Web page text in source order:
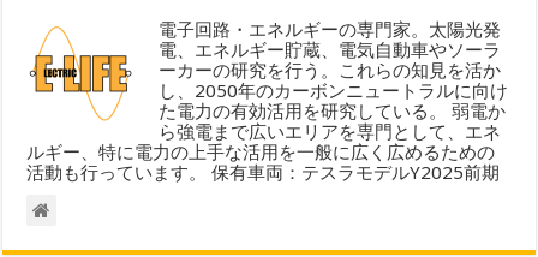
電子回路・エネルギーの専門家。太陽光発
電、エネルギー貯蔵、電気自動車やソーラ
ーカーの研究を行う。これらの知見を活か
し、2050年のカーボンニュートラルに向け
た電力の有効活用を研究している。 弱電か
ら強電まで広いエリアを専門として、エネ
ルギー、特に電力の上手な活用を一般に広く広めるための
活動も行っています。 保有車両：テスラモデルY2025前期